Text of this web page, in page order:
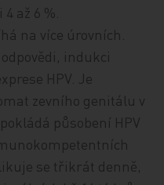
až 6 %.
na více úrovních.
indukci
HPV. Je
zevního genitálu v
působení HPV
se třikrát denně,